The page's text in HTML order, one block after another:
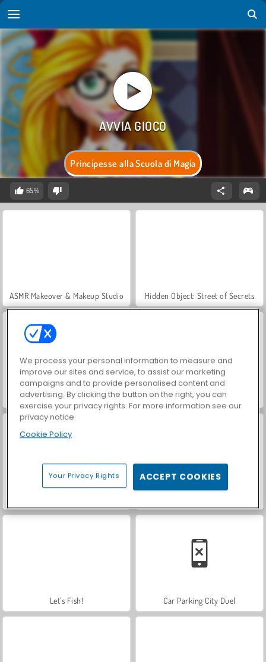
Principesse alla Scuola di Magia
65%
ASMR Makeover & Makeup Studio Hidden Object: Street of Secrets
VegaMix Da Vinci Puzzles World War 2 Shooter
Let's Fish! Car Parking City Duel
We process your personal information to measure and
improve our sites and service, to assist our marketing
campaigns and to provide personalised content and
advertising. By clicking the button on the right, you can
exercise your privacy rights. For more information see our
privacy notice
Cookie Policy
Your Privacy Rights ACCEPT COOKIES